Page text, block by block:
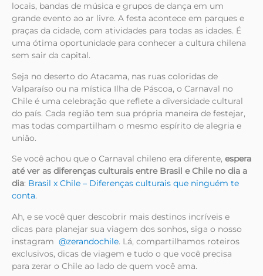
locais, bandas de música e grupos de dança em um
grande evento ao ar livre. A festa acontece em parques e
praças da cidade, com atividades para todas as idades. É
uma ótima oportunidade para conhecer a cultura chilena
sem sair da capital.
Seja no deserto do Atacama, nas ruas coloridas de
Valparaíso ou na mística Ilha de Páscoa, o Carnaval no
Chile é uma celebração que reflete a diversidade cultural
do país. Cada região tem sua própria maneira de festejar,
mas todas compartilham o mesmo espírito de alegria e
união.
Se você achou que o Carnaval chileno era diferente, espera
até ver as diferenças culturais entre Brasil e Chile no dia a
dia: Brasil x Chile – Diferenças culturais que ninguém te
conta.
Ah, e se você quer descobrir mais destinos incríveis e
dicas para planejar sua viagem dos sonhos, siga o nosso
instagram @zerandochile. Lá, compartilhamos roteiros
exclusivos, dicas de viagem e tudo o que você precisa
para zerar o Chile ao lado de quem você ama.